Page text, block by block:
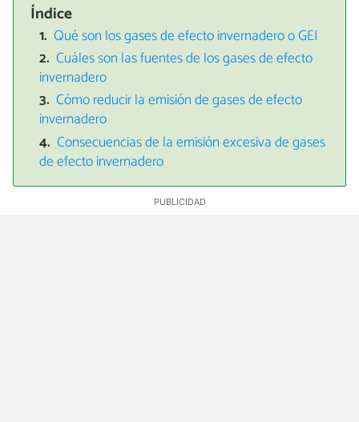
Índice
Qué son los gases de efecto invernadero o GEI
Cuáles son las fuentes de los gases de efecto
invernadero
Cómo reducir la emisión de gases de efecto
invernadero
Consecuencias de la emisión excesiva de gases
de efecto invernadero